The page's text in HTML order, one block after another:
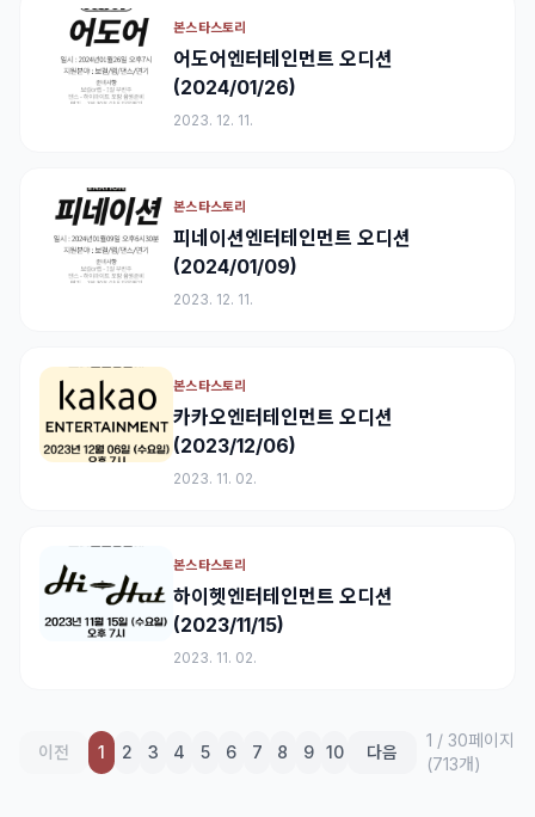
본스타스토리
어도어엔터테인먼트 오디션
(2024/01/26)
2023. 12. 11.
본스타스토리
피네이션엔터테인먼트 오디션
(2024/01/09)
2023. 12. 11.
본스타스토리
카카오엔터테인먼트 오디션
(2023/12/06)
2023. 11. 02.
본스타스토리
하이헷엔터테인먼트 오디션
(2023/11/15)
2023. 11. 02.
이전 1 2 3 4 5 6 7 8 9 10 다음
1 /30페이지
(713개)